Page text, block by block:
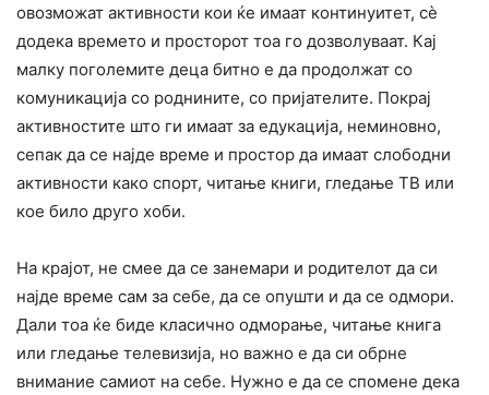
овозможат активности кои ќе имаат континуитет, сè
додека времето и просторот тоа го дозволуваат. Кај
малку поголемите деца битно е да продолжат со
комуникација со роднините, со пријателите. Покрај
активностите што ги имаат за едукација, неминовно,
сепак да се најде време и простор да имаат слободни
активности како спорт, читање книги, гледање ТВ или
кое било друго хоби.
На крајот, не смее да се занемари и родителот да си
најде време сам за себе, да се опушти и да се одмори.
Дали тоа ќе биде класично одморање, читање книга
или гледање телевизија, но важно е да си обрне
внимание самиот на себе. Нужно е да се спомене дека